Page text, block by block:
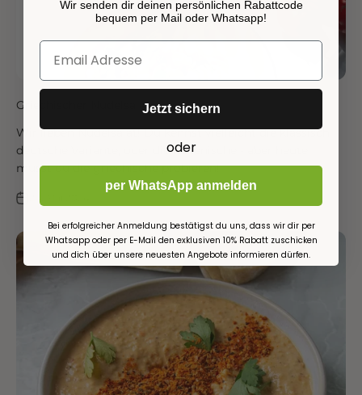
Griechischer Nudelsalat
Wir lieben Nudelsalat! Du kennst vielleicht die klassisch
deutsche Variante, oder die italienische - aber heute
musst du die griechische probieren!
Wir senden dir deinen persönlichen Rabattcode
bequem per Mail oder Whatsapp!
Jetzt sichern
oder
per WhatsApp anmelden
Bei erfolgreicher Anmeldung bestätigst du uns, dass wir dir per
Whatsapp oder per E-Mail den exklusiven 10% Rabatt zuschicken
und dich über unsere neuesten Angebote informieren dürfen.